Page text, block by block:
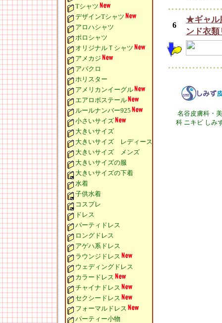
Tシャツ
デザインTシャツ
アロハシャツ
ポロシャツ
オリジナルＴシャツ
アメカジ
アバクロ
ホリスター
アメリカンイーグル
エアロポステール
ルールナンバー925
小さいサイズ
大きいサイズ
大きいサイズ レディース
大きいサイズ メンズ
大きいサイズの服
大きいサイズの下着
水着
子供水着
コスプレ
ドレス
パーティドレス
ロングドレス
アゲハ系ドレス
ラウンジドレス
ウェディングドレス
カラードレス
チャイナドレス
セクシードレス
フォーマルドレス
パーティー小物
6
★ギャル
ンド衣
名谷皮膚科・
科 ニキビ しみ